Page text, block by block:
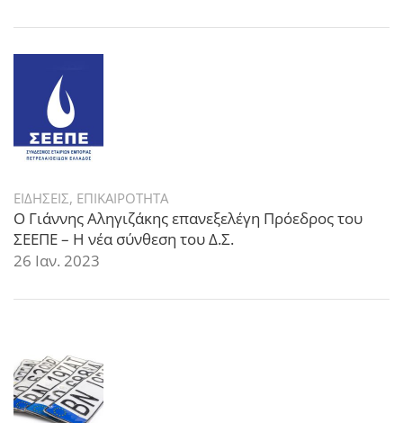
ΕΙΔΗΣΕΙΣ, ΕΠΙΚΑΙΡΟΤΗΤΑ
Ο Γιάννης Αληγιζάκης επανεξελέγη Πρόεδρος του
ΣΕΕΠΕ – Η νέα σύνθεση του Δ.Σ.
26 Ιαν. 2023